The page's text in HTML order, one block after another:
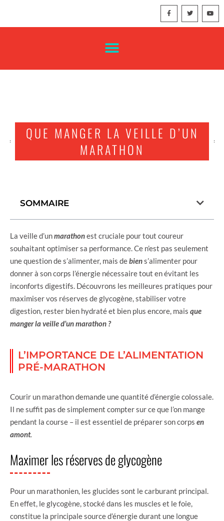
QUE MANGER LA VEILLE D’UN
MARATHON
SOMMAIRE
La veille d’unmarathonest cruciale pour tout coureur
souhaitant optimiser sa performance. Ce n’est pas seulement
une question de s’alimenter, mais debiens’alimenter pour
donner à son corps l’énergie nécessaire tout en évitant les
inconforts digestifs. Découvrons les meilleures pratiques pour
maximiser vos réserves de glycogène, stabiliser votre
digestion, rester bien hydraté et bien plus encore, mais que
manger la veille d’un marathon ?
L’IMPORTANCE DE L’ALIMENTATION
PRÉ-MARATHON
Courir un marathon demande une quantité d’énergie colossale.
Il ne suffit pas de simplement compter sur ce que l’on mange
pendant la course – il est essentiel de préparer son corps en
amont.
Maximer les réserves de glycogène
Pour un marathonien, les glucides sont le carburant principal.
En effet, le glycogène, stocké dans les muscles et le foie,
constitue la principale source d’énergie durant une longue